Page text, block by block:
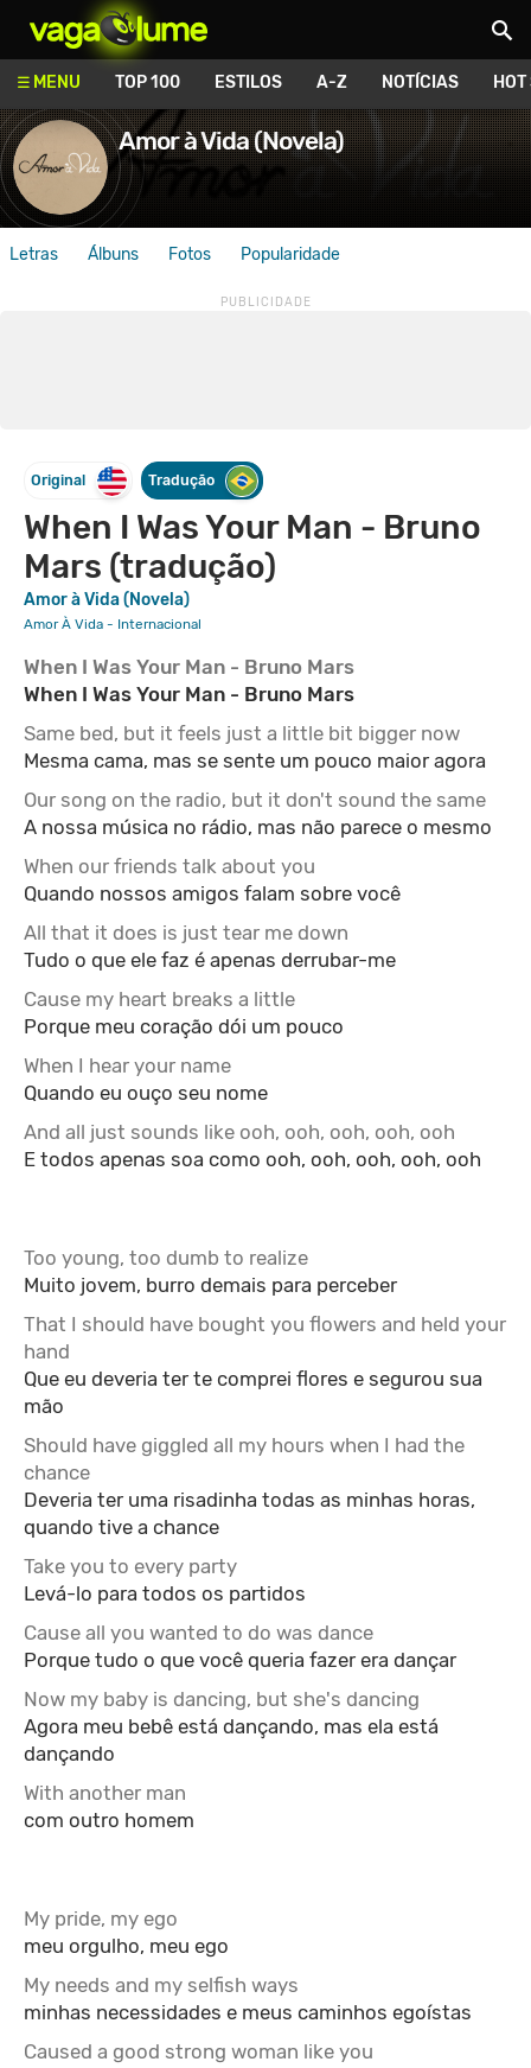
MENU TOP 100 ESTILOS A-Z NOTÍCIAS
Amor à Vida (Novela)
Letras Álbuns Fotos Popularidade
Original Tradução
When I Was Your Man - Bruno
Mars (tradução)
Amor à Vida (Novela)
Amor À Vida - Internacional
When I Was Your Man - Bruno Mars
Mesma cama, mas se sente um pouco maior agora
A nossa música no rádio, mas não parece o mesmo
Quando nossos amigos falam sobre você
Tudo o que ele faz é apenas derrubar-me
Porque meu coração dói um pouco
Quando eu ouço seu nome
E todos apenas soa como ooh, ooh, ooh, ooh, ooh
Muito jovem, burro demais para perceber
Que eu deveria ter te comprei flores e segurou sua
mão
Deveria ter uma risadinha todas as minhas horas,
quando tive a chance
Levá-lo para todos os partidos
Porque tudo o que você queria fazer era dançar
Agora meu bebê está dançando, mas ela está
dançando
com outro homem
meu orgulho, meu ego
minhas necessidades e meus caminhos egoístas
When I Was Your Man - Bruno Mars
Same bed, but it feels just a little bit bigger now
Our song on the radio, but it don't sound the same
When our friends talk about you
All that it does is just tear me down
Cause my heart breaks a little
When I hear your name
And all just sounds like ooh, ooh, ooh, ooh, ooh
Too young, too dumb to realize
That I should have bought you flowers and held your
hand
Should have giggled all my hours when I had the
chance
Take you to every party
Cause all you wanted to do was dance
Now my baby is dancing, but she's dancing
With another man
My pride, my ego
My needs and my selfish ways
Caused a good strong woman like you